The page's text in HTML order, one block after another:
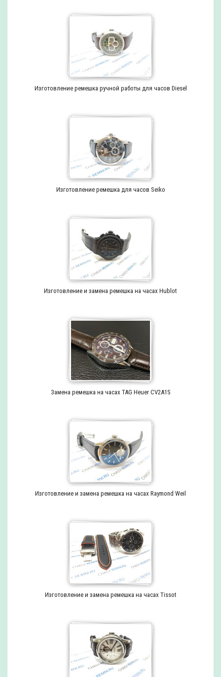
Изготовление ремешка ручной работы для часов Diesel
Изготовление ремешка для часов Seiko
Изготовление и замена ремешка на часах Hublot
Замена ремешка на часах TAG Heuer CV2A1S
Изготовление и замена ремешка на часах Raymond Weil
Изготовление и замена ремешка на часах Tissot